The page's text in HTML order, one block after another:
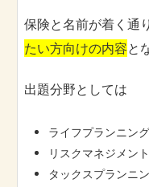
保険と名前が着く通り
たい方向けの内容と
出題分野としては
ライフプランニン
リスクマネジメント
タックスプランニ